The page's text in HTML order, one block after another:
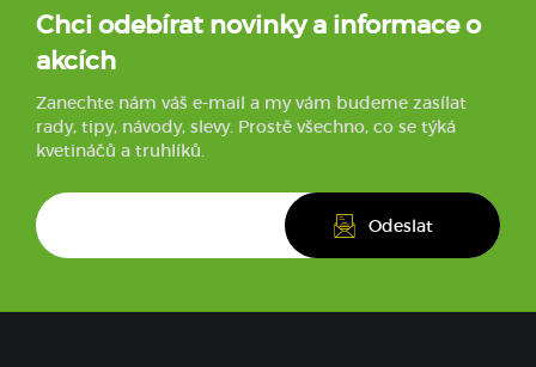
Chci odebírat novinky a informace o
akcích
Zanechte nám váš e-mail a my vám budeme zasílat
rady, tipy, návody, slevy. Prostě všechno, co se týká
kvetináčů a truhlíků.